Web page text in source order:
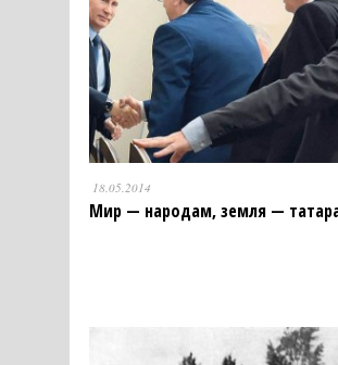
18.05.2014
Мир — народам, земля —